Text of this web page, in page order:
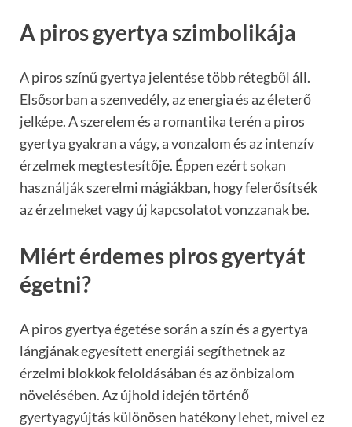
A piros gyertya szimbolikája
A piros színű gyertya jelentése több rétegből áll.
Elsősorban a szenvedély, az energia és az életerő
jelképe. A szerelem és a romantika terén a piros
gyertya gyakran a vágy, a vonzalom és az intenzív
érzelmek megtestesítője. Éppen ezért sokan
használják szerelmi mágiákban, hogy felerősítsék
az érzelmeket vagy új kapcsolatot vonzzanak be.
Miért érdemes piros gyertyát
égetni?
A piros gyertya égetése során a szín és a gyertya
lángjának egyesített energiái segíthetnek az
érzelmi blokkok feloldásában és az önbizalom
növelésében. Az újhold idején történő
gyertyagyújtás különösen hatékony lehet, mivel ez